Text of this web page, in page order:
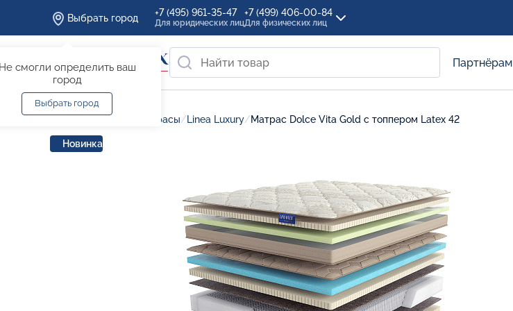
Выбрать город
смогли определить ваш
город
Выбрать город
+7 (495) 961-35-47
Для юридических лиц
+7 (499) 406-00-84
Для физических лиц
Партнёрам
Матрасы/ Linea Luxury/Матрас Dolce Vita Gold с топпером Latex 42
Новинка